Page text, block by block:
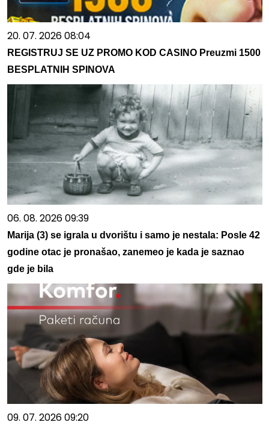
20. 07. 2026 08:04
REGISTRUJ SE UZ PROMO KOD CASINO Preuzmi 1500
BESPLATNIH SPINOVA
06. 08. 2026 09:39
Marija (3) se igrala u dvorištu i samo je nestala: Posle 42
godine otac je pronašao, zanemeo je kada je saznao
gde je bila
09. 07. 2026 09:20